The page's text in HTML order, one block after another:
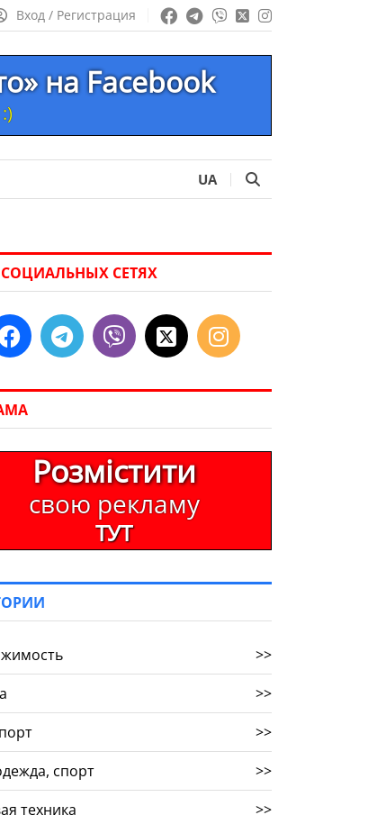
Вход / Регистрация
на Facebook
UA
СЕТЯХ
Розмістити
свою рекламу
ТУТ
>>
>>
>>
спорт
>>
техника
>>